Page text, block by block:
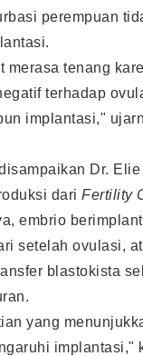
perempuan
merasa tenang
terhadap
implantasi,"
Dr.
dari Fertility
embrio
setelah ovulasi,
blastokista
yang
implantasi,"